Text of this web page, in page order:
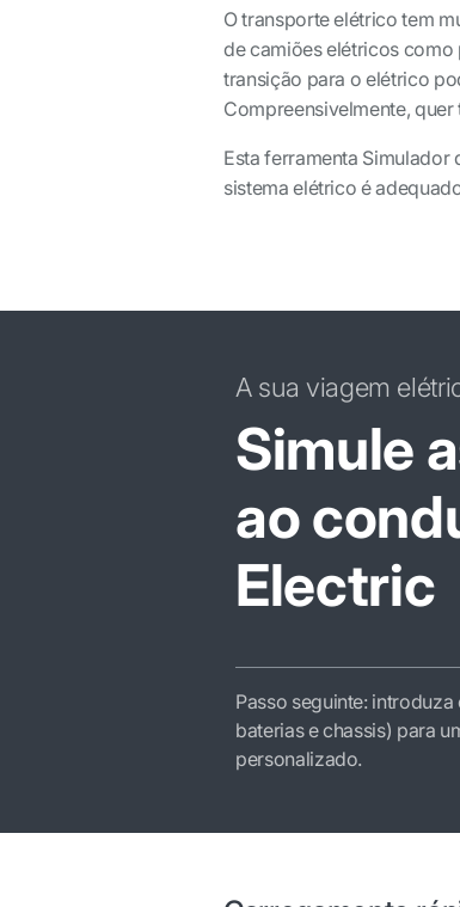
O transporte elétrico tem
de camiões elétricos como
transição para o elétrico
Compreensivelmente,
Esta ferramenta
sistema elétrico é
Simule
ao
Electric
A sua viagem
Passo seguinte:
baterias e chassis) para
personalizado.